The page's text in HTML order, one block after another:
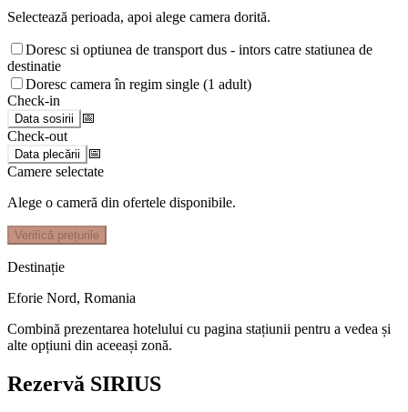
Selectează perioada, apoi alege camera dorită.
Doresc si optiunea de transport dus - intors catre statiunea de
destinatie
Doresc camera în regim single (1 adult)
Check-in
Data sosirii
📅
Check-out
Data plecării
📅
Camere selectate
Alege o cameră din ofertele disponibile.
Verifică prețurile
Destinație
Eforie Nord, Romania
Combină prezentarea hotelului cu pagina stațiunii pentru a vedea și
alte opțiuni din aceeași zonă.
Rezervă SIRIUS